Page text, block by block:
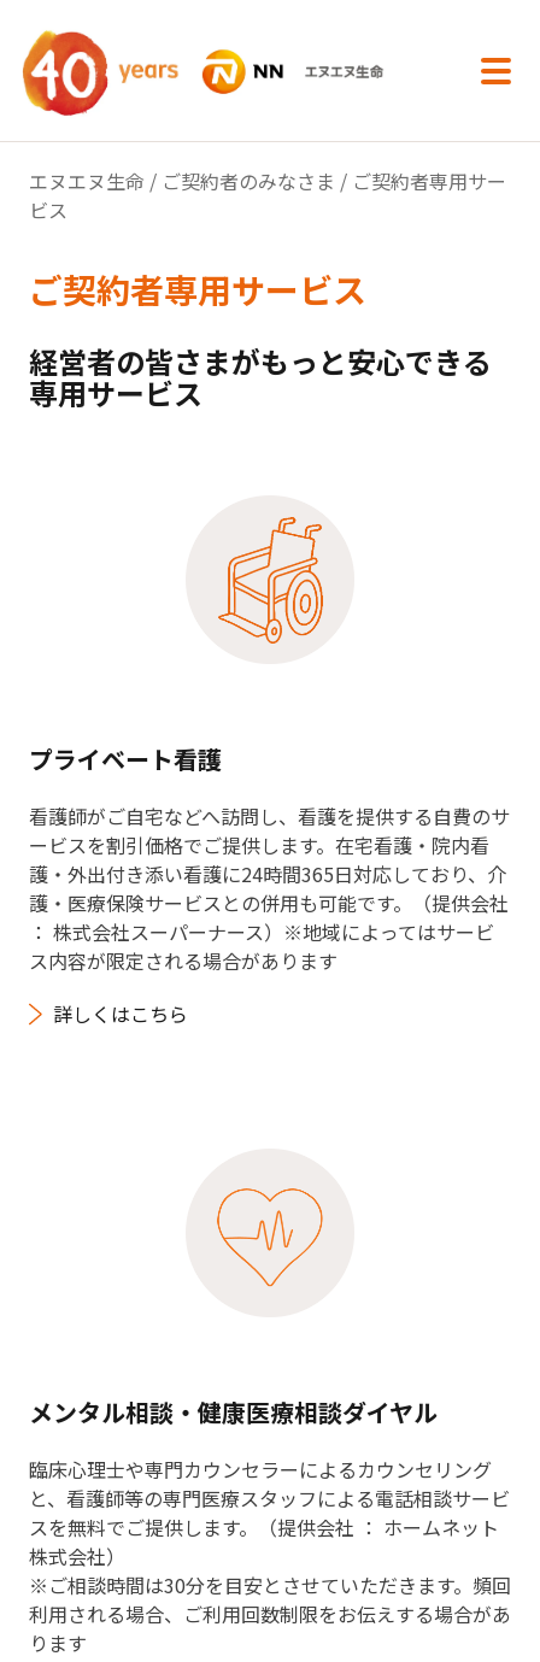
エヌエヌ生命 / ご契約者のみなさま / ご契約者専用サー
ビス
ご契約者専用サービス
経営者の皆さまがもっと安心できる
専用サービス
プライベート看護
看護師がご自宅などへ訪問し、看護を提供する自費のサ
ービスを割引価格でご提供します。在宅看護・院内看
護・外出付き添い看護に24時間365日対応しており、介
護・医療保険サービスとの併用も可能です。（提供会社
： 株式会社スーパーナース）※地域によってはサービ
ス内容が限定される場合があります
詳しくはこちら
メンタル相談・健康医療相談ダイヤル
臨床心理士や専門カウンセラーによるカウンセリング
と、看護師等の専門医療スタッフによる電話相談サービ
スを無料でご提供します。（提供会社 ： ホームネット
株式会社）
※ご相談時間は30分を目安とさせていただきます。頻回
利用される場合、ご利用回数制限をお伝えする場合があ
ります